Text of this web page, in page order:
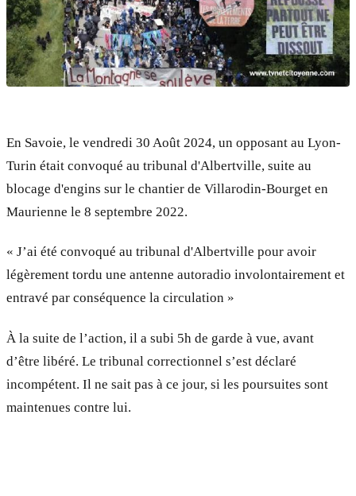
En Savoie, le vendredi 30 Août 2024, un opposant au Lyon-
Turin était convoqué au tribunal d'Albertville, suite au
blocage d'engins sur le chantier de Villarodin-Bourget en
Maurienne le 8 septembre 2022.
« J’ai été convoqué au tribunal d'Albertville pour avoir
légèrement tordu une antenne autoradio involontairement et
entravé par conséquence la circulation »
À la suite de l’action, il a subi 5h de garde à vue, avant
d’être libéré. Le tribunal correctionnel s’est déclaré
incompétent. Il ne sait pas à ce jour, si les poursuites sont
maintenues contre lui.